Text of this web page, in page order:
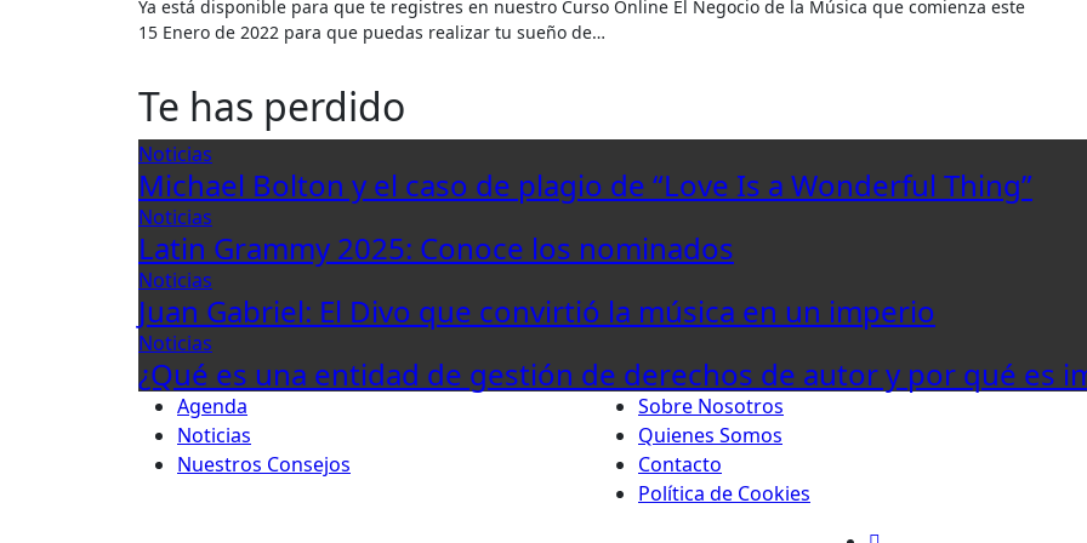
Ya está disponible para que te registres en nuestro Curso Online El Negocio de la Música que comienza este
15 Enero de 2022 para que puedas realizar tu sueño de…
Te has perdido
Noticias
Michael Bolton y el caso de plagio de “Love Is a Wonderful Thing”
Noticias
Latin Grammy 2025: Conoce los nominados
Noticias
Juan Gabriel: El Divo que convirtió la música en un imperio
Noticias
¿Qué es una entidad de gestión de derechos de autor y por qué es
Agenda
Noticias
Nuestros Consejos
Sobre Nosotros
Quienes Somos
Contacto
Política de Cookies